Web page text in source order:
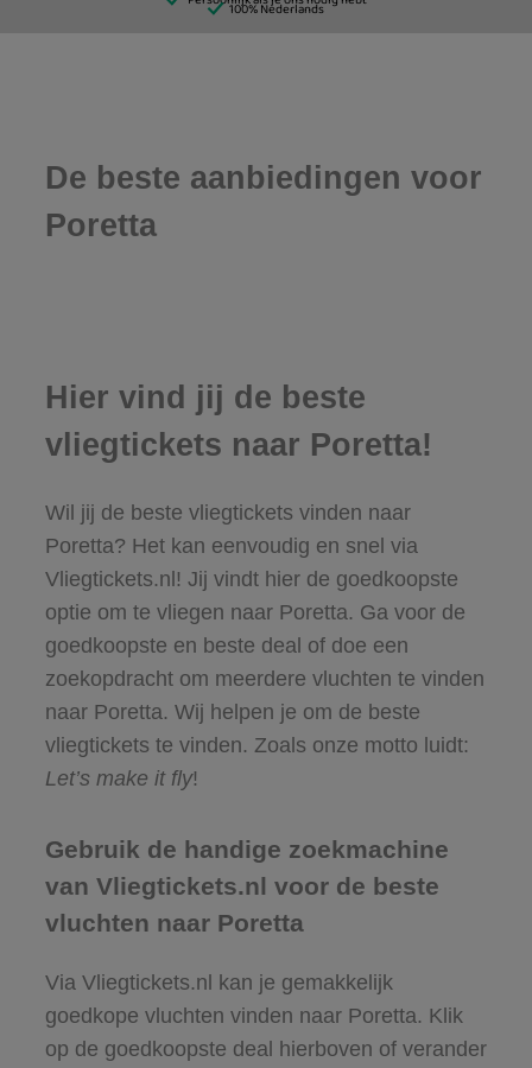
De beste aanbiedingen voor
Poretta
Hier vind jij de beste
vliegtickets naar Poretta!
Wil jij de beste vliegtickets vinden naar
Poretta? Het kan eenvoudig en snel via
Vliegtickets.nl! Jij vindt hier de goedkoopste
optie om te vliegen naar Poretta. Ga voor de
goedkoopste en beste deal of doe een
zoekopdracht om meerdere vluchten te vinden
naar Poretta. Wij helpen je om de beste
vliegtickets te vinden. Zoals onze motto luidt:
Let’s make it fly!
Gebruik de handige zoekmachine
van Vliegtickets.nl voor de beste
vluchten naar Poretta
Via Vliegtickets.nl kan je gemakkelijk
goedkope vluchten vinden naar Poretta. Klik
op de goedkoopste deal hierboven of verander